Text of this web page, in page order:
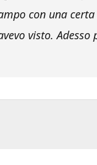
con una
visto.